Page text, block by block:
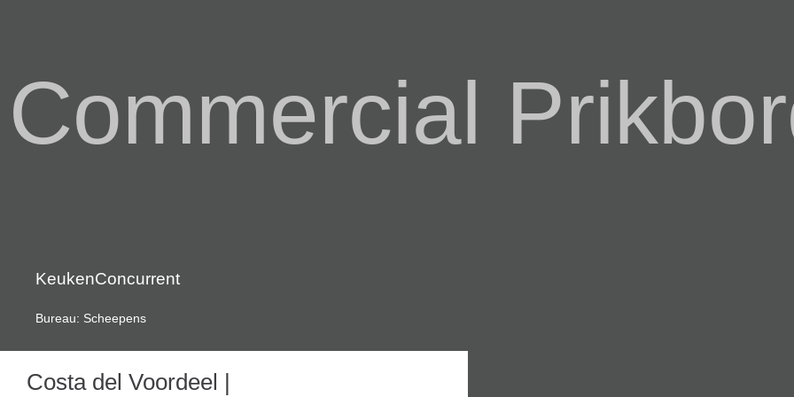
Commercial
KeukenConcurrent
Bureau: Scheepens
Costa del Voordeel |